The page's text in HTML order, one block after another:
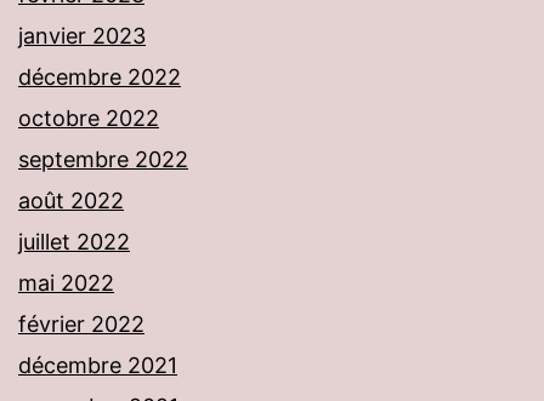
janvier 2023
décembre 2022
octobre 2022
septembre 2022
août 2022
juillet 2022
mai 2022
février 2022
décembre 2021